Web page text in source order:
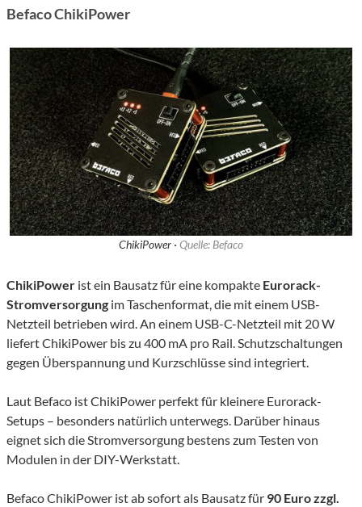
Befaco ChikiPower
ChikiPower · Quelle: Befaco
ChikiPower ist ein Bausatz für eine kompakte Eurorack-
Stromversorgung im Taschenformat, die mit einem USB-
Netzteil betrieben wird. An einem USB-C-Netzteil mit 20 W
liefert ChikiPower bis zu 400 mA pro Rail. Schutzschaltungen
gegen Überspannung und Kurzschlüsse sind integriert.
Laut Befaco ist ChikiPower perfekt für kleinere Eurorack-
Setups – besonders natürlich unterwegs. Darüber hinaus
eignet sich die Stromversorgung bestens zum Testen von
Modulen in der DIY-Werkstatt.
Befaco ChikiPower ist ab sofort als Bausatz für 90 Euro zzgl.